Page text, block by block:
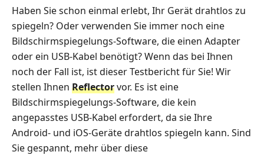
Haben Sie schon einmal erlebt, Ihr Gerät drahtlos zu
spiegeln? Oder verwenden Sie immer noch eine
Bildschirmspiegelungs‑Software, die einen Adapter
oder ein USB‑Kabel benötigt? Wenn das bei Ihnen
noch der Fall ist, ist dieser Testbericht für Sie! Wir
stellen Ihnen Reflectorvor. Es ist eine
Bildschirmspiegelungs‑Software, die kein
angepasstes USB‑Kabel erfordert, da sie Ihre
Android‑ und iOS‑Geräte drahtlos spiegeln kann. Sind
Sie gespannt, mehr über diese